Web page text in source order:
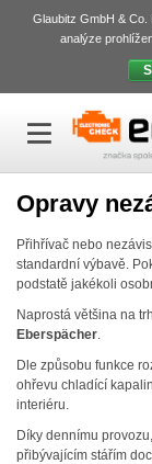
Glaubitz GmbH &
analýze
Opravy
Přihřívač nebo
standardní výbavě.
podstatě jakékoli
Naprostá většina na
Eberspächer.
Dle způsobu funkce
ohřevu chladící
interiéru.
Díky dennímu
přibývajícím stářím